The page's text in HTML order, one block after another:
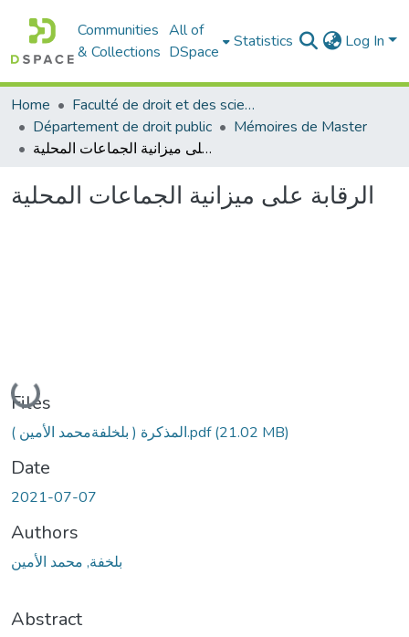
Communities
& Collections
All of
DSpace
Statistics Log In
Home
Faculté de droit et des sciences politiques
Département de droit public
Mémoires de Master
الرقابة على ميزانية الجماعات المحلية
الرقابة على ميزانية الجماعات المحلية
Loading...
Files
المذكرة ( بلخلفةمحمد الأمين ).pdf(21.02 MB)
Date
2021-07-07
Authors
بلخفة, محمد الأمين
Abstract